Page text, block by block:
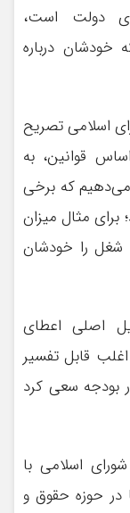
دولت است،
خودشان درباره
اسلامی تصریح
قوانین، به
می‌دهیم که برخی
مثال میزان
را خودشان
اصلی اعطای
قابل تفسیر
بودجه سعی کرد
اسلامی با
در حوزه حقوق و